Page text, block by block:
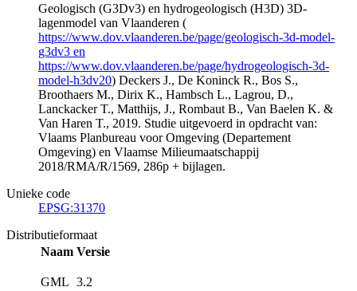
Geologisch (G3Dv3) en hydrogeologisch (H3D) 3D-
lagenmodel van Vlaanderen (
https://www.dov.vlaanderen.be/page/geologisch-3d-model-
g3dv3 en
https://www.dov.vlaanderen.be/page/hydrogeologisch-3d-
model-h3dv20) Deckers J., De Koninck R., Bos S.,
Broothaers M., Dirix K., Hambsch L., Lagrou, D.,
Lanckacker T., Matthijs, J., Rombaut B., Van Baelen K. &
Van Haren T., 2019. Studie uitgevoerd in opdracht van:
Vlaams Planbureau voor Omgeving (Departement
Omgeving) en Vlaamse Milieumaatschappij
2018/RMA/R/1569, 286p + bijlagen.
Unieke code
EPSG:31370
Distributieformaat
Naam Versie
GML 3.2